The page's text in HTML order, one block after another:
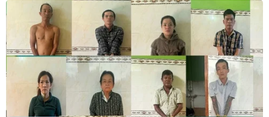
22/05/2023 07:57
Từ 15 giờ ngày hôm nay (22/5), giá xăng E5 RON92
tăng 357 đồng/lít; xăng RON95-III tăng 499 đồng/lít;
dầu diesel tăng 301 đồng/lít; dầu mazut tăng 296
đồng/kg, song dầu hỏa giảm 3 đồng/lít.